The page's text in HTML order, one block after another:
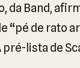
da Band,
“pé de rato
lista de